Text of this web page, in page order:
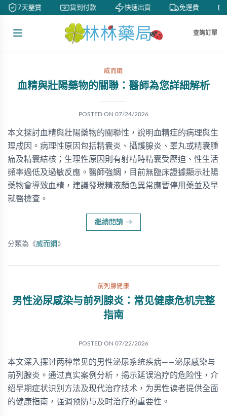
7天鑒賞 貨到付款 快速出貨 免運費
查詢訂單
威而鋼
血精與壯陽藥物的關聯：醫師為您詳細解析
POSTED ON 07/24/2026
本文探討血精與壯陽藥物的關聯性，說明血精症的病理與生
理成因。病理性原因包括精囊炎、攝護腺炎、睪丸或精囊腫
痛及精囊結核；生理性原因則有射精時精囊受壓迫、性生活
頻率過低及過敏反應。醫師強調，目前無臨床證據顯示壯陽
藥物會導致血精，建議發現精液顏色異常應暫停用藥並及早
就醫檢查。
繼續閱讀 →
分類為《威而鋼 》
前列腺健康
男性泌尿感染与前列腺炎：常见健康危机完整
指南
POSTED ON 07/22/2026
本文深入探讨两种常见的男性泌尿系统疾病——泌尿感染与
前列腺炎。通过真实案例分析，揭示延误治疗的危险性，介
绍早期症状识别方法及现代治疗技术，为男性读者提供全面
的健康指南，强调预防与及时治疗的重要性。